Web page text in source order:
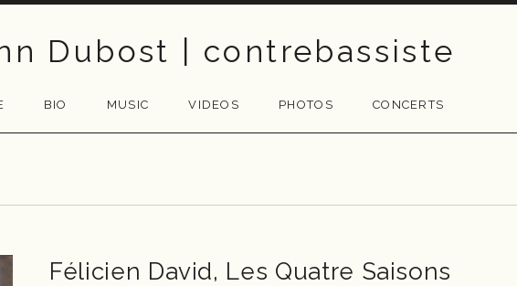
Dubost | contrebassiste
BIO MUSIC VIDEOS PHOTOS CONCERTS
Félicien David, Les Quatre Saisons